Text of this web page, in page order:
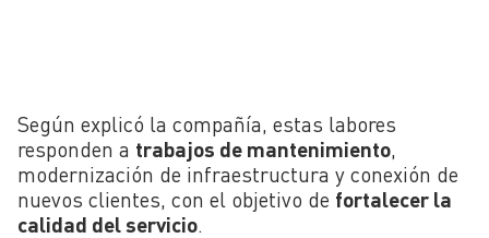
Según explicó la compañía, estas labores
responden a trabajos de mantenimiento,
modernización de infraestructura y conexión de
nuevos clientes, con el objetivo de fortalecer la
calidad del servicio.